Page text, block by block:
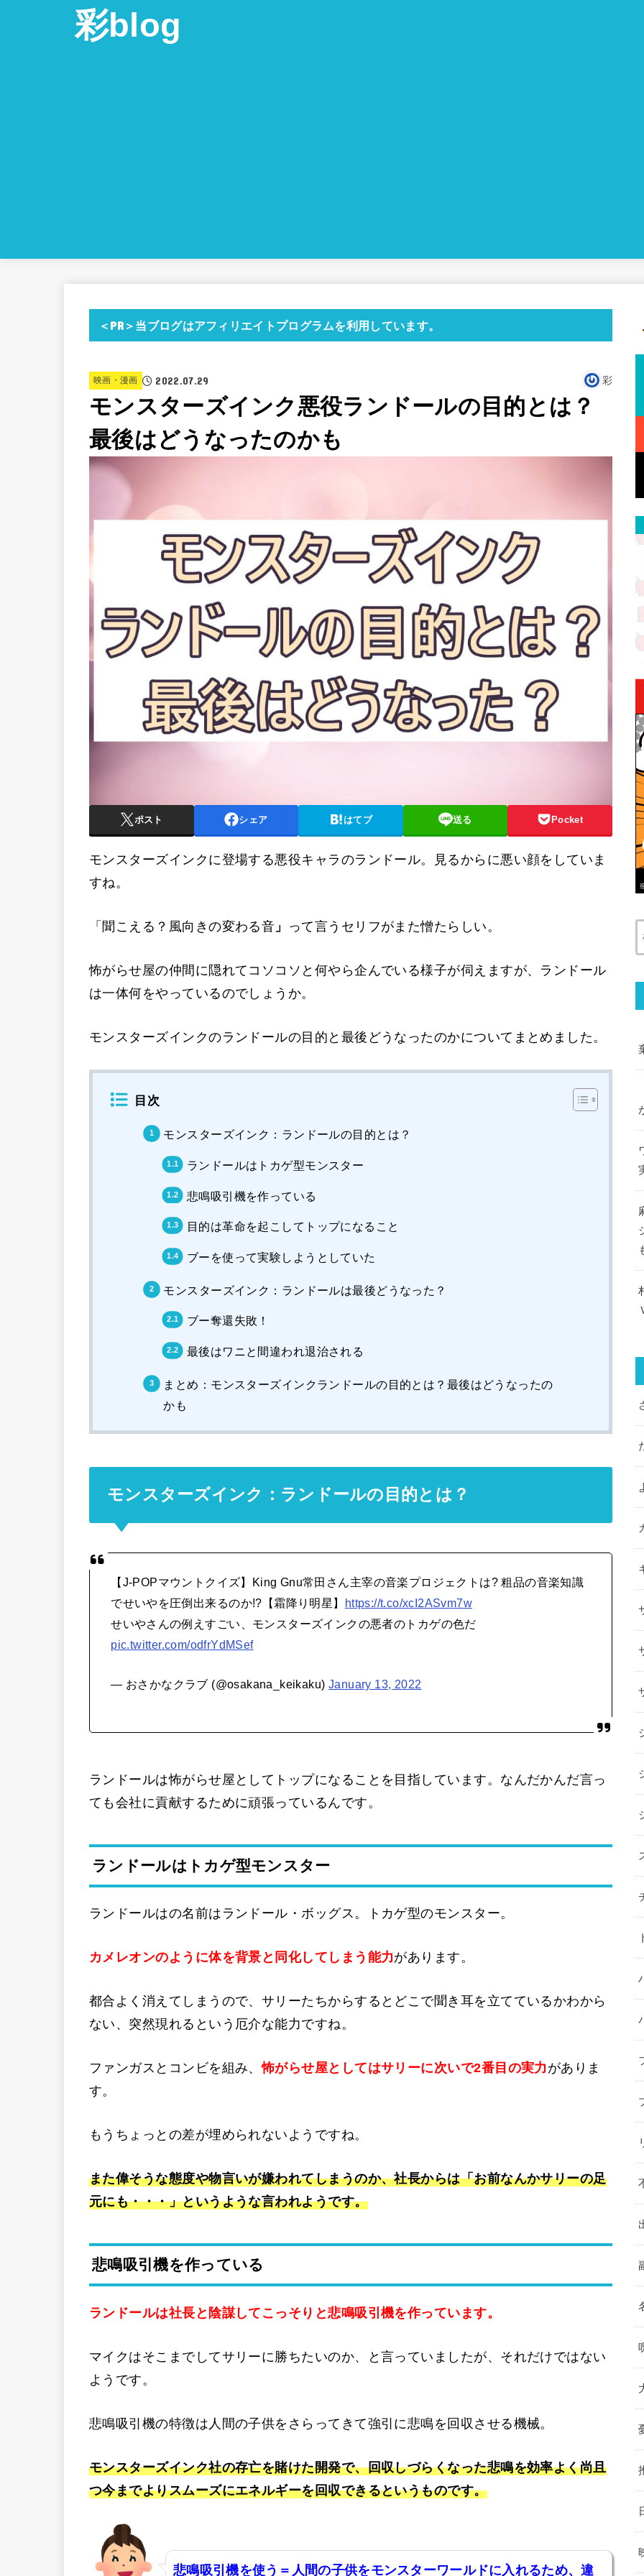
彩blog
＜PR＞当ブログはアフィリエイトプログラムを利用しています。
映画・漫画 2022.07.29 彩
モンスターズインク悪役ランドールの目的とは？
最後はどうなったのかも
ポスト シェア はてブ 送る Pocket
モンスターズインクに登場する悪役キャラのランドール。見るからに悪い顔をしていま
すね。
「聞こえる？風向きの変わる音 」 って言うセリフがまた憎たらしい。
怖がらせ屋の仲間に隠れてコソコソと何やら企んでいる様子が伺えますが、ランドール
は一体何をやっているのでしょうか。
モンスターズインクのランドールの目的と最後どうなったのかについてまとめました。
目次
モンスターズインク：ランドールの目的とは？
ランドールはトカゲ型モンスター
悲鳴吸引機を作っている
目的は革命を起こしてトップになること
ブーを使って実験しようとしていた
モンスターズインク：ランドールは最後どうなった？
ブー奪還失敗！
最後はワニと間違われ退治される
まとめ：モンスターズインクランドールの目的とは？最後はどうなったの
かも
モンスターズインク：ランドールの目的とは？
【J-POPマウントクイズ】King Gnu常田さん主宰の音楽プロジェクトは? 粗品の音楽知識
でせいやを圧倒出来るのか!?【霜降り明星】 https://t.co/xcI2ASvm7w
せいやさんの例えすごい、モンスターズインクの悪者のトカゲの色だ
pic.twitter.com/odfrYdMSef
— おさかなクラブ (@osakana_keikaku) January 13, 2022
ランドールは怖がらせ屋としてトップになることを目指しています。なんだかんだ言っ
ても会社に貢献するために頑張っているんです。
ランドールはトカゲ型モンスター
ランドールはの名前はランドール・ボッグス。トカゲ型のモンスター。
カメレオンのように体を背景と同化してしまう能力があります。
都合よく消えてしまうので、サリーたちからするとどこで聞き耳を立てているかわから
ない、突然現れるという厄介な能力ですね。
ファンガスとコンビを組み、怖がらせ屋としてはサリーに次いで2番目の実力 がありま
す。
もうちょっとの差が埋められないようですね。
また偉そうな態度や物言いが嫌われてしまうのか、社長からは「お前なんかサリーの足
元にも・・・」というような言われようです。
悲鳴吸引機を作っている
ランドールは社長と陰謀してこっそりと悲鳴吸引機を作っています。
マイクはそこまでしてサリーに勝ちたいのか、と言っていましたが、それだけではない
ようです。
悲鳴吸引機の特徴は人間の子供をさらってきて強引に悲鳴を回収させる機械。
モンスターズインク社の存亡を賭けた開発で、回収しづらくなった悲鳴を効率よく尚且
つ今までよりスムーズにエネルギーを回収できるというものです。
悲鳴吸引機を使う＝人間の子供をモンスターワールドに入れるため、違